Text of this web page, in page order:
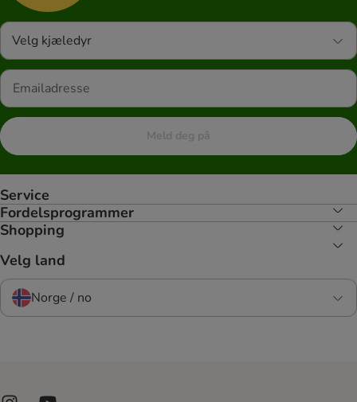
Velg kjæledyr
Meld deg på
Service
Fordelsprogrammer
Shopping
Velg land
Norge / no